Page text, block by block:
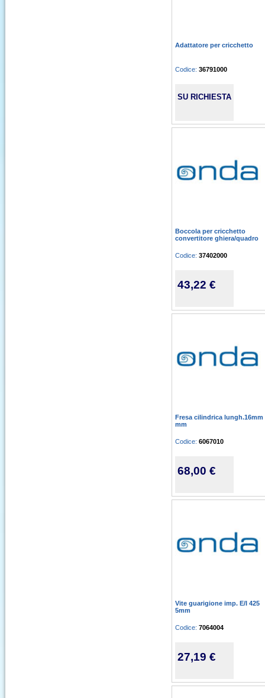
Adattatore per cricchetto
Codice: 36791000
SU RICHIESTA
Boccola per cricchetto
convertitore ghiera/quadro
Codice: 37402000
43,22 €
Fresa cilindrica lungh.16mm
mm
Codice: 6067010
68,00 €
Vite guarigione imp. E/I 425
5mm
Codice: 7064004
27,19 €